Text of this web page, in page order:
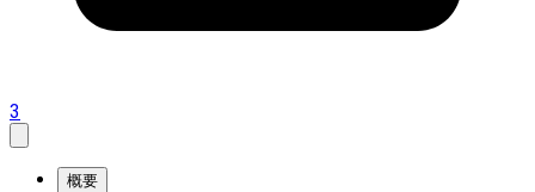
3
概要